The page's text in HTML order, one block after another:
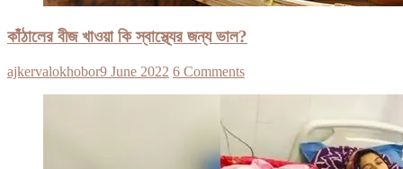
কাঁঠালের বীজ খাওয়া কি স্বাস্থ্যের জন্য ভাল?
ajkervalokhobor9 June 2022 6 Comments